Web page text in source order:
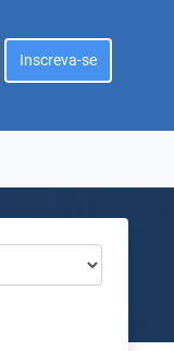
Inscreva-se